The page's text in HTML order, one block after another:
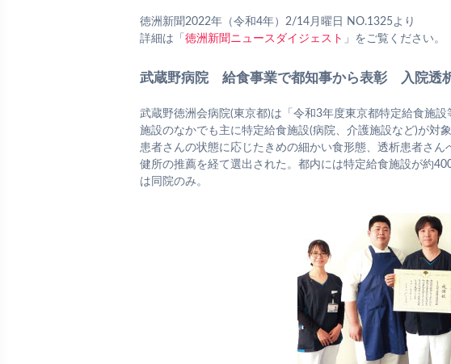
徳洲新聞2022年（令和4年）2/14月曜日 NO.1325より
詳細は「 徳洲新聞ニュースダイジェスト 」をご覧ください。
武蔵野病院 給食事業で都知事から表彰 入院透
武蔵野徳洲会病院(東京都)は「令和3年度東京都特定給食施
施設のなかでも主に特定給食施設(病院、介護施設など)が対
患者さんの状態に応じたきめの細かい食形態、透析患者さ
健所の推薦を経て選出された。都内には特定給食施設が約
は同院のみ。